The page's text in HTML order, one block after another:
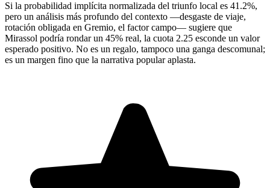
Si la probabilidad implícita normalizada del triunfo local es 41.2%,
pero un análisis más profundo del contexto —desgaste de viaje,
rotación obligada en Gremio, el factor campo— sugiere que
Mirassol podría rondar un 45% real, la cuota 2.25 esconde un valor
esperado positivo. No es un regalo, tampoco una ganga descomunal;
es un margen fino que la narrativa popular aplasta.